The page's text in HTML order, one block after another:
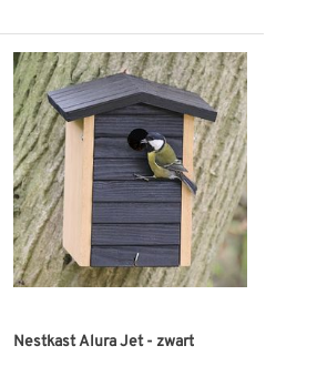
Nestkast Alura Jet - zwart